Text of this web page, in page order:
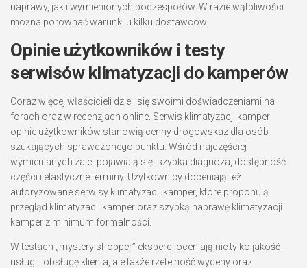
naprawy, jak i wymienionych podzespołów. W razie wątpliwości
można porównać warunki u kilku dostawców.
Opinie użytkowników i testy
serwisów klimatyzacji do kamperów
Coraz więcej właścicieli dzieli się swoimi doświadczeniami na
forach oraz w recenzjach online. Serwis klimatyzacji kamper
opinie użytkowników stanowią cenny drogowskaz dla osób
szukających sprawdzonego punktu. Wśród najczęściej
wymienianych zalet pojawiają się: szybka diagnoza, dostępność
części i elastyczne terminy. Użytkownicy doceniają też
autoryzowane serwisy klimatyzacji kamper, które proponują
przegląd klimatyzacji kamper oraz szybką naprawę klimatyzacji
kamper z minimum formalności.
W testach „mystery shopper” eksperci oceniają nie tylko jakość
usługi i obsługę klienta, ale także rzetelność wyceny oraz